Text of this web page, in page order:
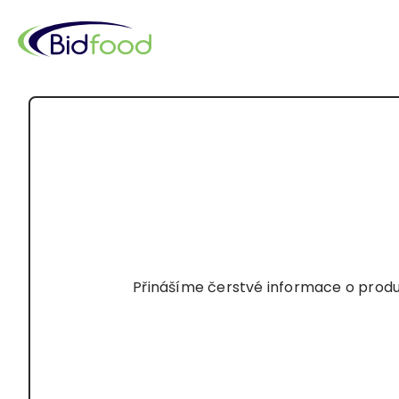
основного
вмісту
Přinášíme čerstvé informace o